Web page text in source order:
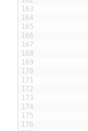
163
164
165
166
167
168
169
170
171
172
173
174
175
176